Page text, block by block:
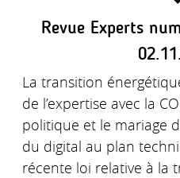
Revue Experts
La transition
de l’expertise avec la
politique et le mariage
du digital au plan
récente loi relative à la